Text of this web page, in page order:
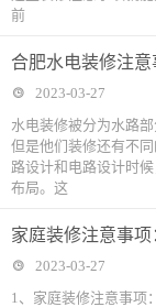
前
合肥水电装修注
2023-03-27
水电装修被分为水路
但是他们装修还有不
路设计和电路设计时
布局。这
家庭装修注意事
2023-03-27
1、家庭装修注意事项